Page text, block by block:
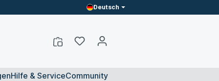
Deutsch
Hilfe & ServiceCommunity